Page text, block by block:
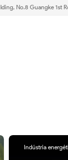
No.8 Guangke 1st
Indústria